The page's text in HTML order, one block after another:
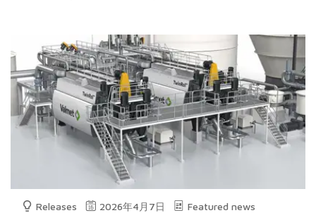
Releases 2026年4月7日 Featured news